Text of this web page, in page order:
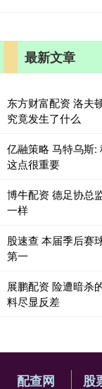
最新文章
东方财富配资 洛夫
究竟发生了什么
亿融策略 马特乌斯:
这点很重要
博牛配资 德足协总
一样
股速查 本届季后赛
第一
展鹏配资 险遭暗杀
料尽显反差
配查网 股